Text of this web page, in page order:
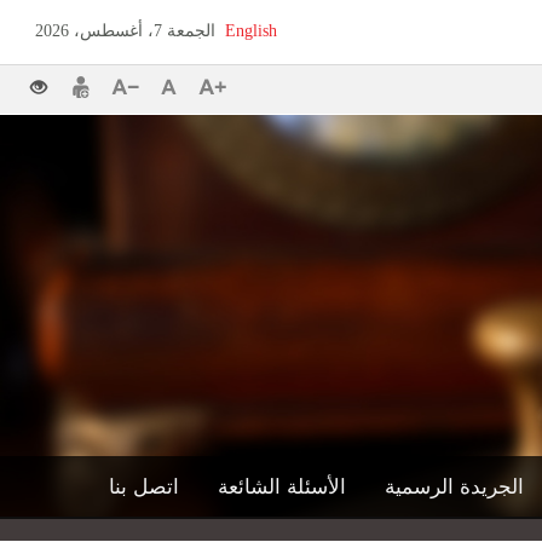
English الجمعة 7، أغسطس، 2026
الجريدة الرسمية الأسئلة الشائعة اتصل بنا